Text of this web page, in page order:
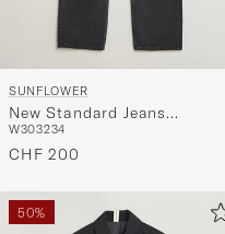
SUNFLOWER
New Standard Jeans
Washed Black
W303234
CHF 200
50%